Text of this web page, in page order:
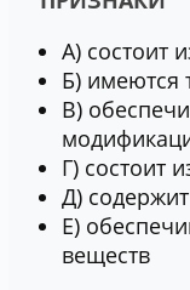
А) состоит
Б) имеются
В)
Г) состоит
Д)
Е)
веществ